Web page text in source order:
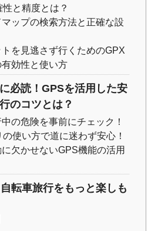
と精度とは？
ップの検索方法と正確な設
を見逃さず行くためのGPX
効性と使い方
必読！GPSを活用した安
のコツとは？
の危険を事前にチェック！
使い方で道に迷わず安心！
欠かせないGPS機能の活用
転車旅行をもっと楽しも